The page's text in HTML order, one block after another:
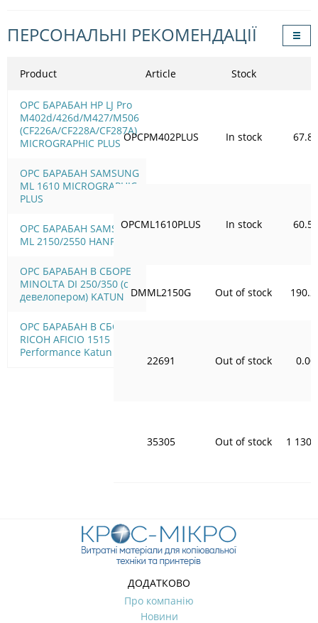
ПЕРСОНАЛЬНІ РЕКОМЕНДАЦІЇ
Product
OPC БАРАБАН HP LJ Pro
M402d/426d/M427/M506
(CF226A/CF228A/CF287A)
MICROGRAPHIC PLUS
OPC БАРАБАН SAMSUNG
ML 1610 MICROGRAPHIC
PLUS
OPC БАРАБАН SAMSUNG
ML 2150/2550 HANP
OPC БАРАБАН В СБОРЕ
MINOLTA DI 250/350 (с
девелопером) KATUN
OPC БАРАБАН В СБОРЕ
RICOH AFICIO 1515
Performance Katun
Article Stock
OPCPM402PLUS In stock 67.80
OPCML1610PLUS In stock 60.57
DMML2150G Out of stock
22691 Out of stock 0.00
35305 Out of stock 1
ДОДАТКОВО
Про компанію
Новини